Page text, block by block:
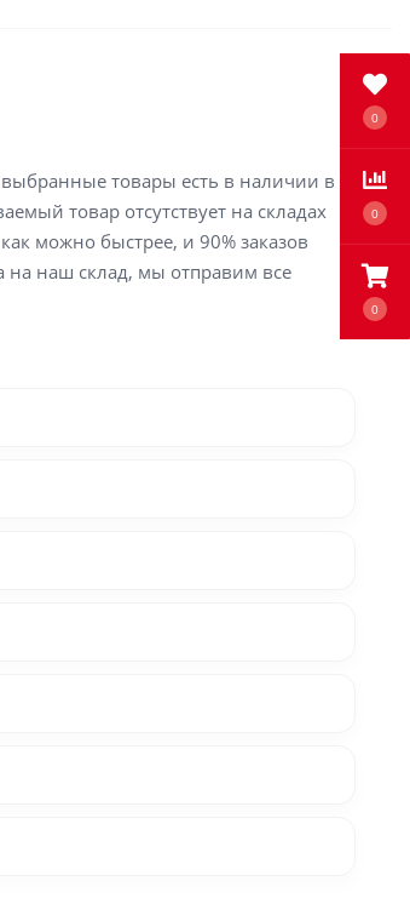
0
0
0
выбранные товары есть в наличии в
товар отсутствует на складах
можно быстрее, и 90% заказов
на наш склад, мы отправим все